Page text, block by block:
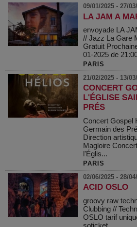
09/01/2025 - 27/
LA JAM A
envoyade LA
// Jazz La Gare
Gratuit
01-2025 de
PARIS
21/02/2025 - 13/
CONCERT
L'ÉGLISE
PRÉS
Concert Gospel
Germain des
Direction
Magloire
l'Églis...
PARIS
02/06/2025 - 28/
ACID OSLO
groovy raw
Clubbing //
OSLO tarif
soticket...